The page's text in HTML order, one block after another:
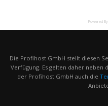
Powered
Die Profihost GmbH stellt diesen
Verfügung. Es gelten daher neben
der Profihost GmbH auch die